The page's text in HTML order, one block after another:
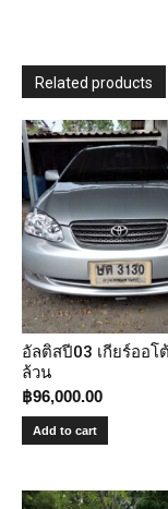
Related products
อัลติสปี03 เกียร์ออโ
ล้วน
฿96,000.00
Add to cart